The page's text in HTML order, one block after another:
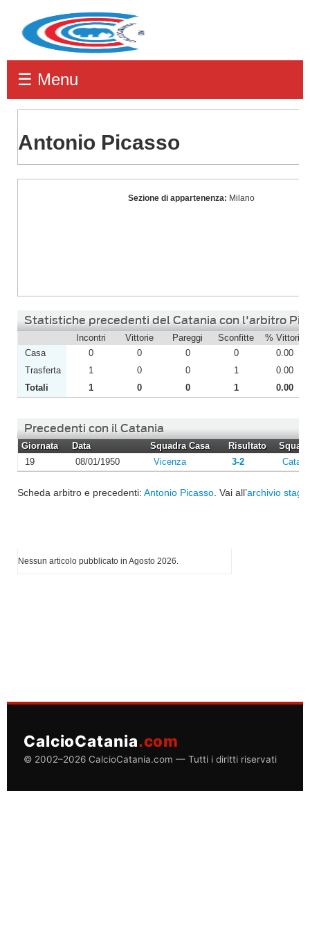
☰ Menu
Antonio Picasso
Picasso
Sezione di appartenenza: Milano
Statistiche precedenti del Catania con l'arbitro
Incontri Vittorie Pareggi Sconfitte % Vittorie
Casa
0 0 0 0
0.00
Trasferta
1 0 0 1
0.00
Totali
1 0 0 1 0.00
Precedenti con il Catania
Giornata Data Squadra Casa Risultato
19
08/01/1950 Vicenza 3-2
Scheda arbitro e precedenti: Antonio Picasso . Vai all’archivio
Nessun articolo pubblicato in Agosto 2026.
CalcioCatania.com
© 2002–2026 CalcioCatania.com — Tutti i diritti riservati